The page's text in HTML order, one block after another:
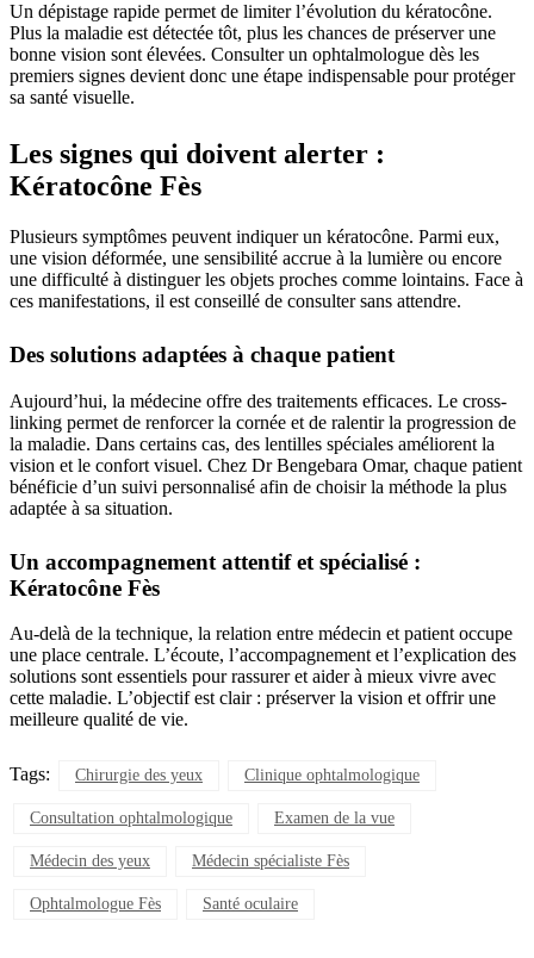
Un dépistage rapide permet de limiter l’évolution du kératocône.
Plus la maladie est détectée tôt, plus les chances de préserver une
bonne vision sont élevées. Consulter un ophtalmologue dès les
premiers signes devient donc une étape indispensable pour protéger
sa santé visuelle.
Les signes qui doivent alerter :
Kératocône Fès
Plusieurs symptômes peuvent indiquer un kératocône. Parmi eux,
une vision déformée, une sensibilité accrue à la lumière ou encore
une difficulté à distinguer les objets proches comme lointains. Face à
ces manifestations, il est conseillé de consulter sans attendre.
Des solutions adaptées à chaque patient
Aujourd’hui, la médecine offre des traitements efficaces. Le cross-
linking permet de renforcer la cornée et de ralentir la progression de
la maladie. Dans certains cas, des lentilles spéciales améliorent la
vision et le confort visuel. Chez Dr Bengebara Omar, chaque patient
bénéficie d’un suivi personnalisé afin de choisir la méthode la plus
adaptée à sa situation.
Un accompagnement attentif et spécialisé :
Kératocône Fès
Au-delà de la technique, la relation entre médecin et patient occupe
une place centrale. L’écoute, l’accompagnement et l’explication des
solutions sont essentiels pour rassurer et aider à mieux vivre avec
cette maladie. L’objectif est clair : préserver la vision et offrir une
meilleure qualité de vie.
Tags: Chirurgie des yeux Clinique ophtalmologique
Consultation ophtalmologique Examen de la vue
Médecin des yeux Médecin spécialiste Fès
Ophtalmologue Fès Santé oculaire